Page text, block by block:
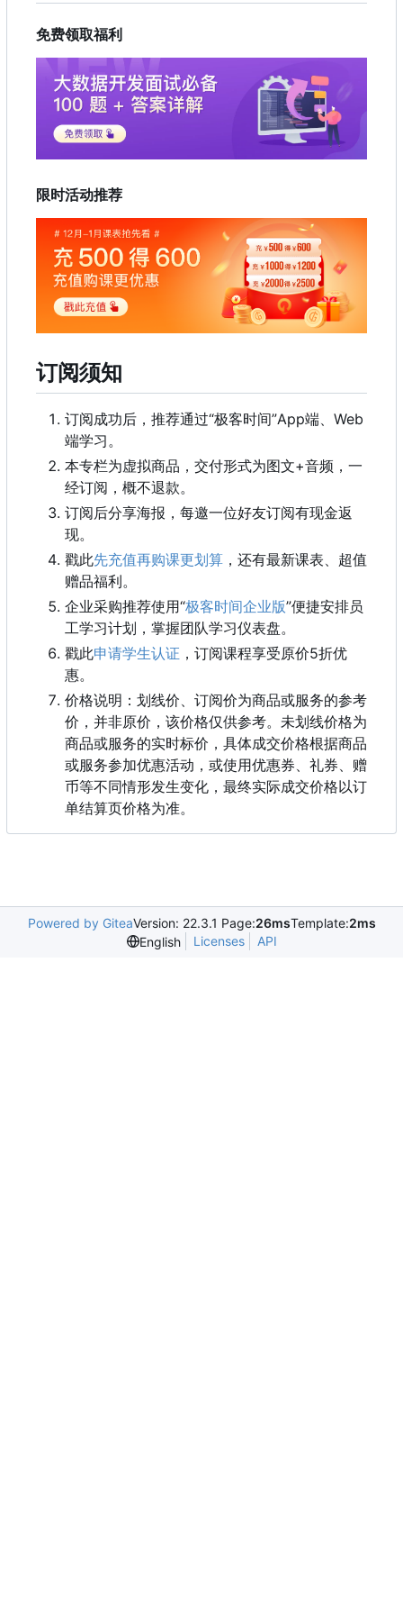
免费领取福利
限时活动推荐
订阅须知
订阅成功后 ， 推荐通过“极客时间”App端、Web
端学习。
本专栏为虚拟商品，交付形式为图文+音频，一
经订阅，概不退款。
订阅后分享海报，每邀一位好友订阅有现金返
现。
戳此先充值再购课更划算 ，还有最新课表、超值
赠品福利。
企业采购推荐使用“极客时间企业版”便捷安排员
工学习计划，掌握团队学习仪表盘。
戳此申请学生认证 ， 订阅课程享受原价5折优
惠。
价格说明：划线价、订阅价为商品或服务的参考
价，并非原价，该价格仅供参考。未划线价格为
商品或服务的实时标价，具体成交价格根据商品
或服务参加优惠活动，或使用优惠券、礼券、赠
币等不同情形发生变化，最终实际成交价格以订
单结算页价格为准。
Powered by GiteaVersion: 22.3.1 Page:26msTemplate:2ms
English
Licenses API